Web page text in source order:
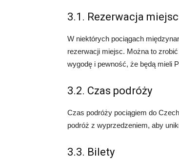
3.1. Rezerwacja miejsc
W niektórych pociągach
rezerwacji miejsc. Można to
wygodę i pewność, że będą mieli
3.2. Czas podróży
Czas podróży pociągiem do
podróż z wyprzedzeniem, aby
3.3. Bilety